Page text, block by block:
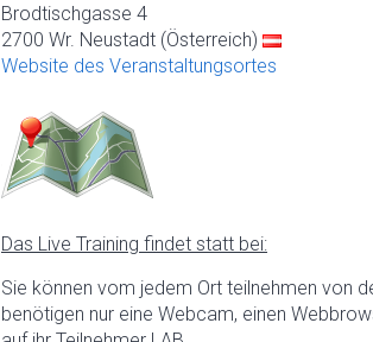
Brodtischgasse 4
2700 Wr. Neustadt (Österreich)
Website des Veranstaltungsortes
Das Live Training findet statt bei:
Sie können vom jedem Ort teilnehmen von
benötigen nur eine Webcam, einen